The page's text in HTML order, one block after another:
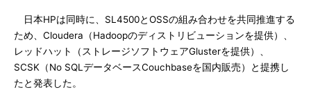
日本HPは同時に、SL4500とOSSの組み合わせを共同推進する
ため、Cloudera（Hadoopのディストリビューションを提供）、
レッドハット（ストレージソフトウェアGlusterを提供）、
SCSK（No SQLデータベースCouchbaseを国内販売）と提携し
たと発表した。